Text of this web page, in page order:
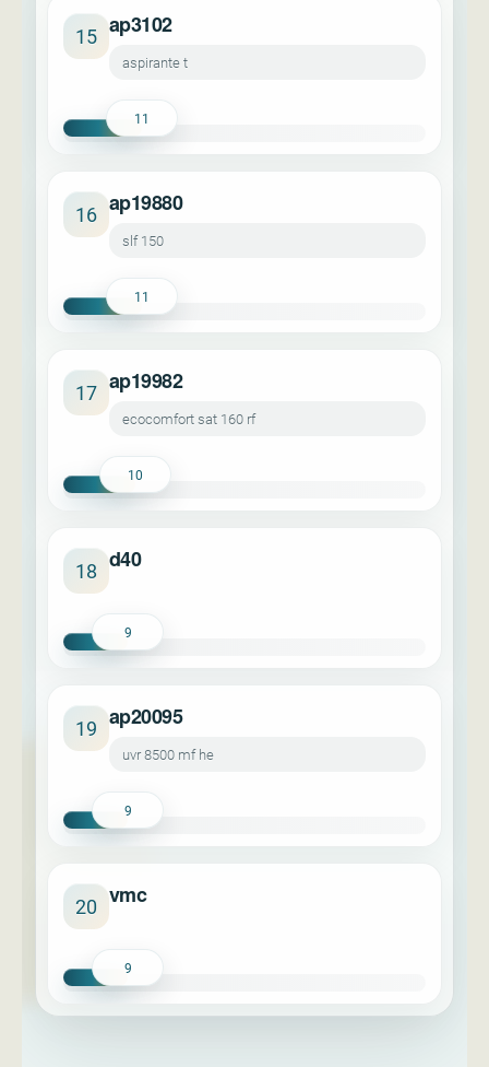
15 ap3102
aspirante t
11
16 ap19880
slf 150
11
17 ap19982
ecocomfort sat 160 rf
10
18 d40
9
19 ap20095
uvr 8500 mf he
9
20 vmc
9